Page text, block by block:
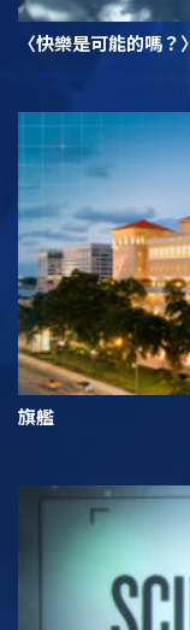
〈快樂是可能的嗎？〉
旗艦